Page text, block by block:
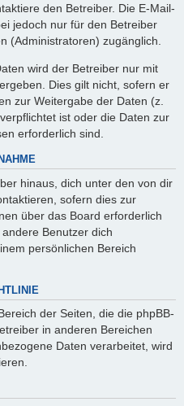
den Betreiber. Die E-Mail-
jedoch nur für den Betreiber
(Administratoren) zugänglich.
wird der Betreiber nur mit
Dies gilt nicht, sofern er
zur Weitergabe der Daten (z.
ist oder die Daten zur
erforderlich sind.
hinaus, dich unter den von dir
sofern dies zur
über das Board erforderlich
Benutzer dich
persönlichen Bereich
der Seiten, die die phpBB-
in anderen Bereichen
Daten verarbeitet, wird